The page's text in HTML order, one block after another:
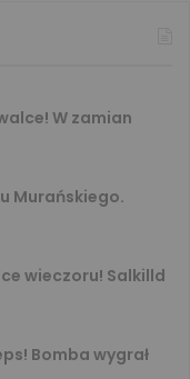
W zamian
Murańskiego.
wieczoru! Salkilld
Bomba wygrał